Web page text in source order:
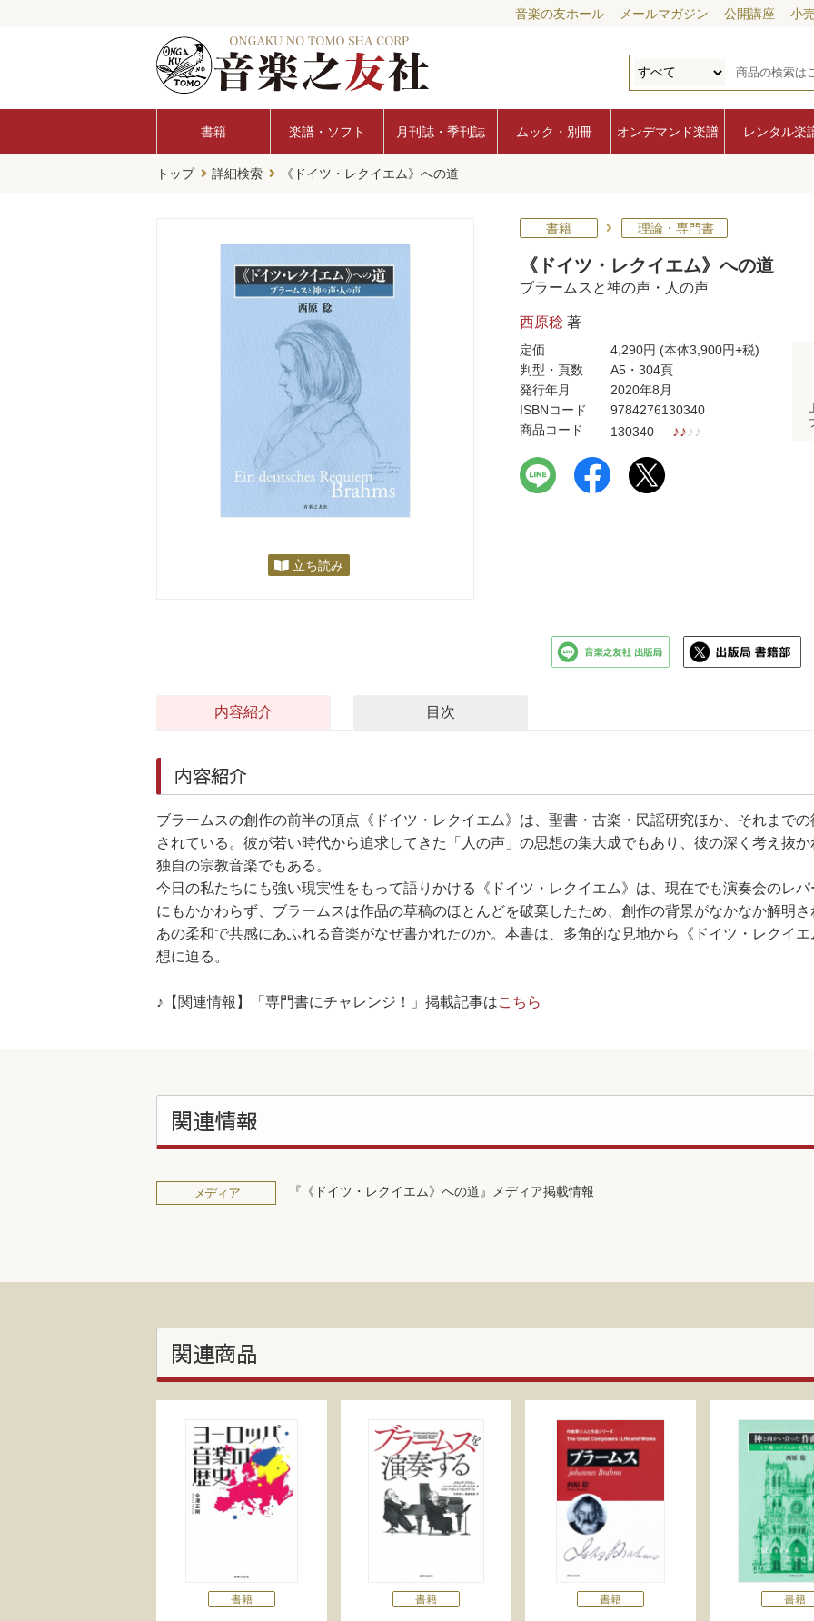
音楽の友ホール メールマガジン 公開講座 小
書籍 楽譜・ソフト 月刊誌・季刊誌 ムック・別冊 オンデマンド楽譜 レンタル楽
トップ 詳細検索 《ドイツ・レクイエム》への道
立ち読み
書籍 理論・専門書
《ドイツ・レクイエム》への道
ブラームスと神の声・人の声
西原稔 著
定価 4,290円 (本体3,900円+税)
判型・頁数
A5・304頁
発行年月
2020年8月
ISBNコード
9784276130340
商品コード
130340 ♪♪♪ ♪
内容紹介 目次
内容紹介
ブラームスの創作の前半の頂点《ドイツ・レクイエム》は、聖書・古楽・民謡研究ほか、それまで
されている。彼が若い時代から追求してきた「人の声」の思想の集大成でもあり、彼の深く考え抜
独自の宗教音楽でもある。
今日の私たちにも強い現実性をもって語りかける《ドイツ・レクイエム》は、現在でも演奏会のレ
にもかかわらず、ブラームスは作品の草稿のほとんどを破棄したため、創作の背景がなかなか解明
あの柔和で共感にあふれる音楽がなぜ書かれたのか。本書は、多角的な見地から《ドイツ・レクイ
想に迫る。
♪【関連情報】「専門書にチャレンジ！」掲載記事はこちら
関連情報
メディア 『《ドイツ・レクイエム》への道』メディア掲載情報
関連商品
書籍 書籍 書籍 書籍